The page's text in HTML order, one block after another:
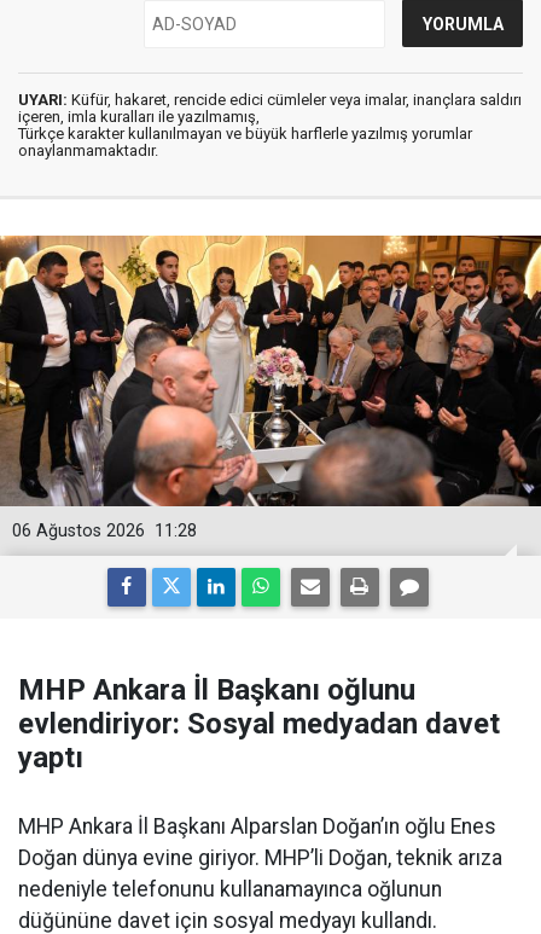
UYARI: Küfür, hakaret, rencide edici cümleler veya imalar, inançlara saldırı
içeren, imla kuralları ile yazılmamış,
Türkçe karakter kullanılmayan ve büyük harflerle yazılmış yorumlar
onaylanmamaktadır.
11:28
06 Ağustos 2026
MHP Ankara İl Başkanı oğlunu
evlendiriyor: Sosyal medyadan davet
yaptı
MHP Ankara İl Başkanı Alparslan Doğan’ın oğlu Enes
Doğan dünya evine giriyor. MHP’li Doğan, teknik arıza
nedeniyle telefonunu kullanamayınca oğlunun
düğününe davet için sosyal medyayı kullandı.